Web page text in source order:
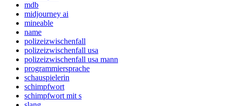
mdb
midjourney ai
mineable
name
polizeizwischenfall
polizeizwischenfall usa
polizeizwischenfall usa mann
programmiersprache
schauspielerin
schimpfwort
schimpfwort mit s